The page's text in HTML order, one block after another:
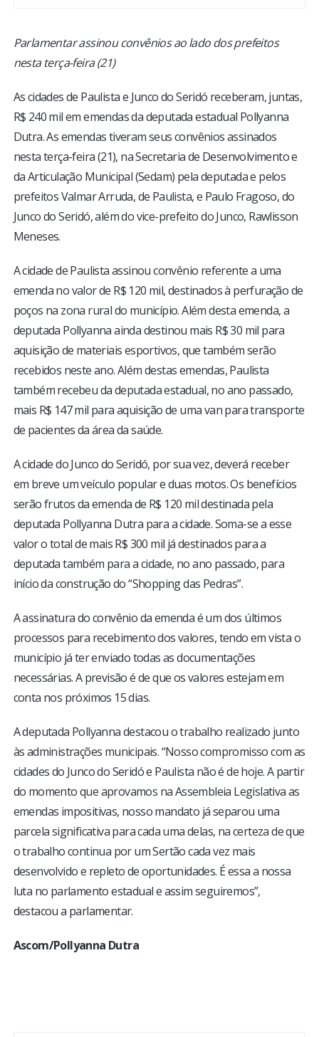
Parlamentar assinou convênios ao lado dos prefeitos
nesta terça-feira (21)
As cidades de Paulista e Junco do Seridó receberam, juntas,
R$ 240 mil em emendas da deputada estadual Pollyanna
Dutra. As emendas tiveram seus convênios assinados
nesta terça-feira (21), na Secretaria de Desenvolvimento e
da Articulação Municipal (Sedam) pela deputada e pelos
prefeitos Valmar Arruda, de Paulista, e Paulo Fragoso, do
Junco do Seridó, além do vice-prefeito do Junco, Rawlisson
Meneses.
A cidade de Paulista assinou convênio referente a uma
emenda no valor de R$ 120 mil, destinados à perfuração de
poços na zona rural do município. Além desta emenda, a
deputada Pollyanna ainda destinou mais R$ 30 mil para
aquisição de materiais esportivos, que também serão
recebidos neste ano. Além destas emendas, Paulista
também recebeu da deputada estadual, no ano passado,
mais R$ 147 mil para aquisição de uma van para transporte
de pacientes da área da saúde.
A cidade do Junco do Seridó, por sua vez, deverá receber
em breve um veículo popular e duas motos. Os benefícios
serão frutos da emenda de R$ 120 mil destinada pela
deputada Pollyanna Dutra para a cidade. Soma-se a esse
valor o total de mais R$ 300 mil já destinados para a
deputada também para a cidade, no ano passado, para
início da construção do “Shopping das Pedras”.
A assinatura do convênio da emenda é um dos últimos
processos para recebimento dos valores, tendo em vista o
município já ter enviado todas as documentações
necessárias. A previsão é de que os valores estejam em
conta nos próximos 15 dias.
A deputada Pollyanna destacou o trabalho realizado junto
às administrações municipais. “Nosso compromisso com as
cidades do Junco do Seridó e Paulista não é de hoje. A partir
do momento que aprovamos na Assembleia Legislativa as
emendas impositivas, nosso mandato já separou uma
parcela significativa para cada uma delas, na certeza de que
o trabalho continua por um Sertão cada vez mais
desenvolvido e repleto de oportunidades. É essa a nossa
luta no parlamento estadual e assim seguiremos”,
destacou a parlamentar.
Ascom/Pollyanna Dutra